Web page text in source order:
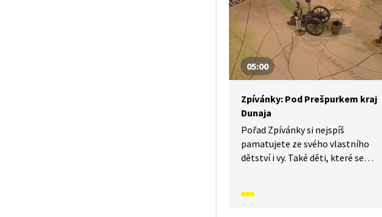
předkové žili. V krátkých příbězích
představíme písničky i dobový
kontext, ve kterém vznikly.
V tomto díle se naučíme píseň: Já
jsem z Kutný hory.
05:00
Zpívánky: Pod Prešpurkem kraj
Dunaja
Pořad Zpívánky si nejspíš
pamatujete ze svého vlastního
dětství i vy. Také děti, které se
písněmi, zvyky, tradicemi